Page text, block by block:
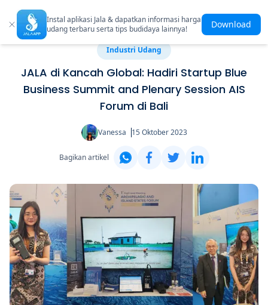
Instal aplikasi Jala & dapatkan informasi harga
udang terbaru serta tips budidaya lainnya!
Download
Industri Udang
JALA di Kancah Global: Hadiri Startup Blue
Business Summit and Plenary Session AIS
Forum di Bali
Vanessa 15 Oktober 2023
Bagikan artikel